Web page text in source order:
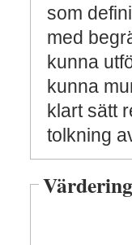
som
med
kunna
kunna
klart sätt
tolkning